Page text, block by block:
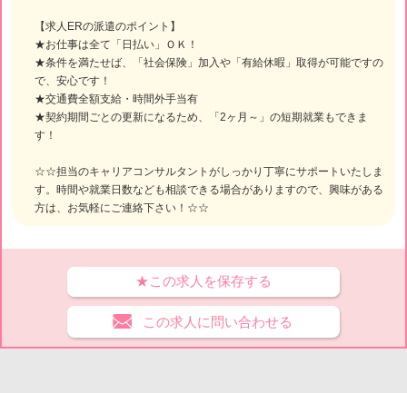
【求人ERの派遣のポイント】
★お仕事は全て「日払い」ＯＫ！
★条件を満たせば、「社会保険」加入や「有給休暇」取得が可能ですの
で、安心です！
★交通費全額支給・時間外手当有
★契約期間ごとの更新になるため、「2ヶ月～」の短期就業もできま
す！
☆☆担当のキャリアコンサルタントがしっかり丁寧にサポートいたしま
す。時間や就業日数なども相談できる場合がありますので、興味がある
方は、お気軽にご連絡下さい！☆☆
★この求人を保存する
この求人に問い合わせる